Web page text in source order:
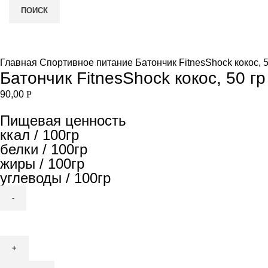
ПОИСК
Главная Спортивное питание Батончик FitnesShock кокос,
Батончик FitnesShock кокос, 50 гр
90,00 Р
Пищевая ценность
ккал / 100гр
белки / 100гр
жиры / 100гр
углеводы / 100гр
Батончик